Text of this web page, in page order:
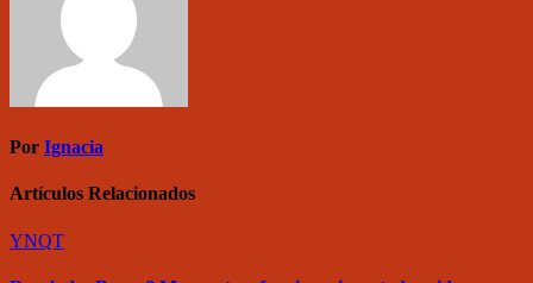
Por Ignacia
Artículos Relacionados
YNQT